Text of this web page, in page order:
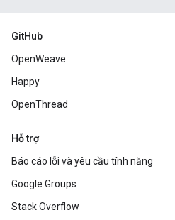
GitHub
OpenWeave
Happy
OpenThread
Hỗ trợ
Báo cáo lỗi và yêu cầu tính năng
Google Groups
Stack Overflow